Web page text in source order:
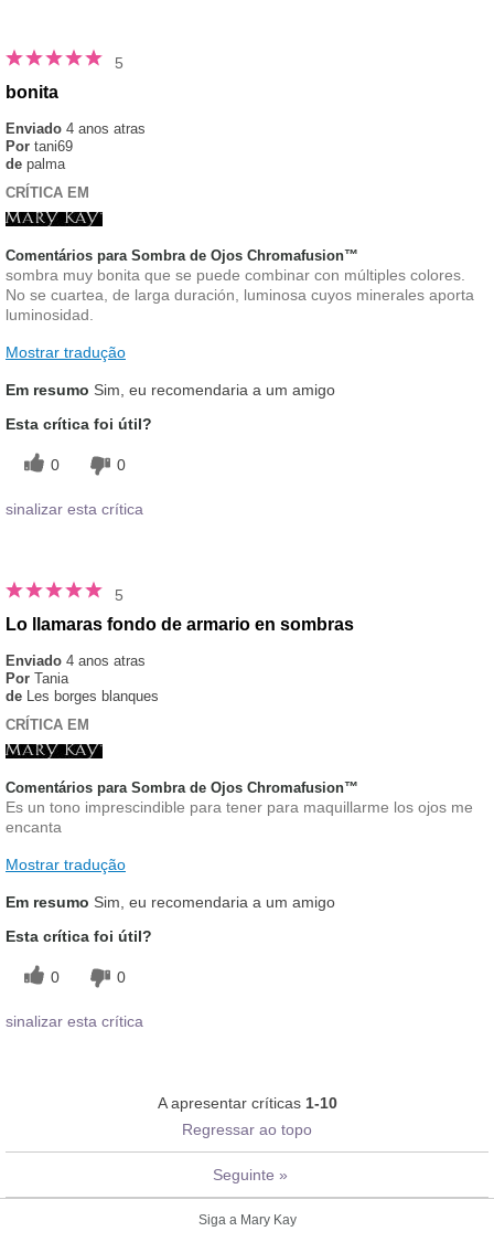
5
bonita
Enviado 4 anos atras
Por tani69
de palma
CRÍTICA EM
Comentários para Sombra de Ojos Chromafusion™
sombra muy bonita que se puede combinar con múltiples colores.
No se cuartea, de larga duración, luminosa cuyos minerales aporta
luminosidad.
Mostrar tradução
Em resumo Sim, eu recomendaria a um amigo
Esta crítica foi útil?
0 0
sinalizar esta crítica
5
Lo llamaras fondo de armario en sombras
Enviado 4 anos atras
Por Tania
de Les borges blanques
CRÍTICA EM
Comentários para Sombra de Ojos Chromafusion™
Es un tono imprescindible para tener para maquillarme los ojos me
encanta
Mostrar tradução
Em resumo Sim, eu recomendaria a um amigo
Esta crítica foi útil?
0 0
sinalizar esta crítica
A apresentar críticas 1-10
Regressar ao topo
Seguinte »
Siga a Mary Kay